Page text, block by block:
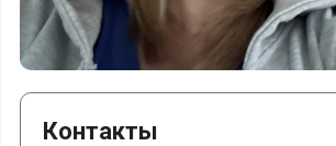
Контакты